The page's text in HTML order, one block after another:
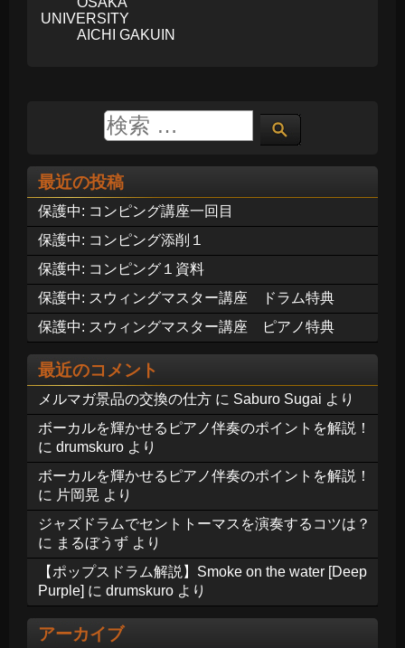
UNIVERSITY
AICHI GAKUIN
最近の投稿
保護中: コンピング講座一回目
保護中: コンピング添削１
保護中: コンピング１資料
保護中: スウィングマスター講座 ドラム特典
保護中: スウィングマスター講座 ピアノ特典
最近のコメント
メルマガ景品の交換の仕方 に Saburo Sugai より
ボーカルを輝かせるピアノ伴奏のポイントを解説！
に drumskuro より
ボーカルを輝かせるピアノ伴奏のポイントを解説！
に 片岡晃 より
ジャズドラムでセントトーマスを演奏するコツは？
に まるぼうず より
【ポップスドラム解説】Smoke on the water [Deep
Purple] に drumskuro より
アーカイブ